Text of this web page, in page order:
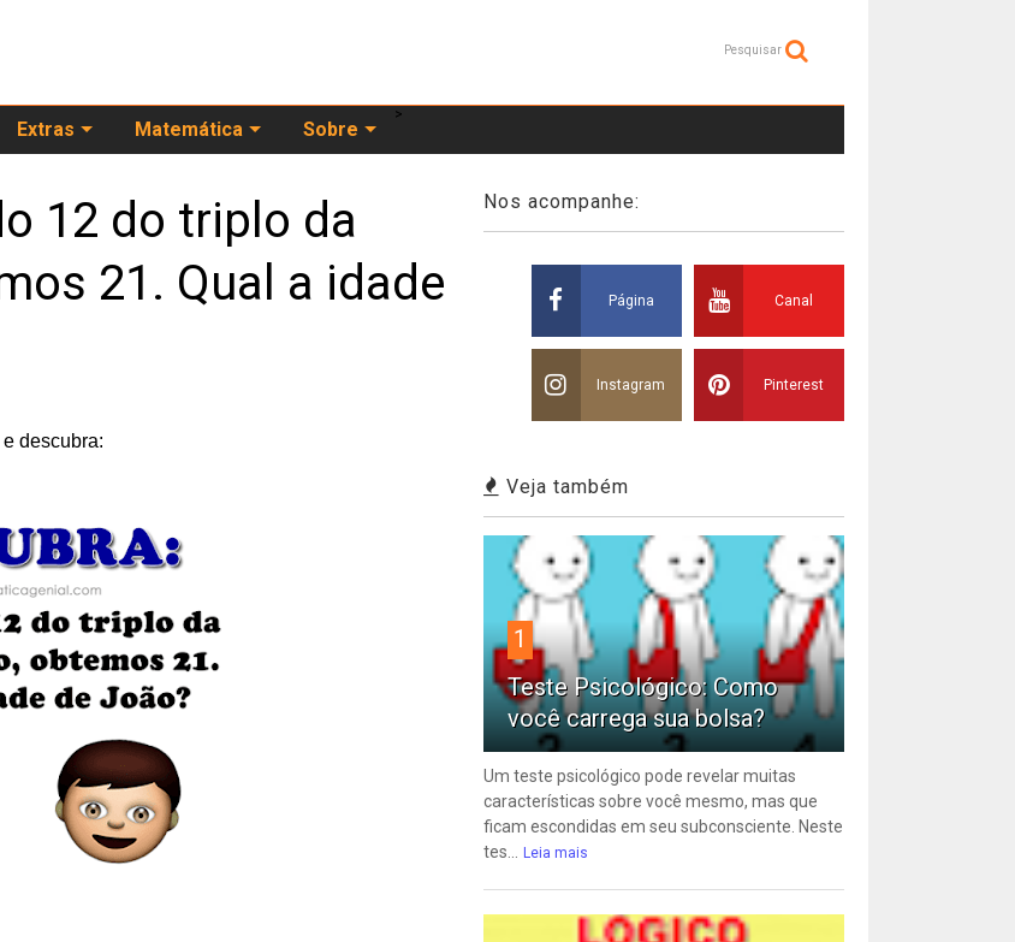
Pesquisar
Extras
>
Matemática Sobre
12 do triplo da
21. Qual a idade
descubra:
Nos acompanhe:
Página Canal
Instagram Pinterest
Veja também
1
Teste Psicológico: Como
você carrega sua bolsa?
Um teste psicológico pode revelar muitas
características sobre você mesmo, mas que
ficam escondidas em seu subconsciente. Neste
tes...
Leia mais